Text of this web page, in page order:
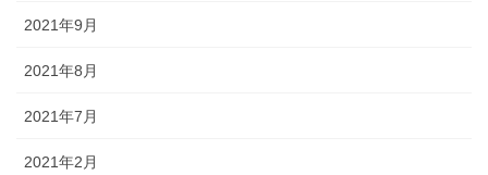
2021年9月
2021年8月
2021年7月
2021年2月